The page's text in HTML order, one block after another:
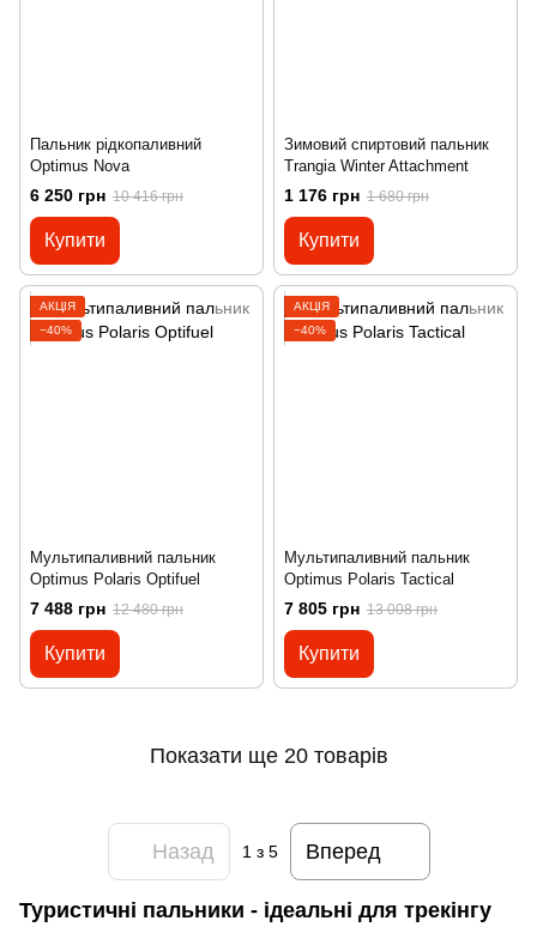
Пальник рідкопаливний
Optimus Nova
6 250 грн 10 416 грн
Купити
Зимовий спиртовий пальник
Trangia Winter Attachment
1 176 грн 1 680 грн
Купити
АКЦІЯ
−40%
Мультипаливний пальник
Optimus Polaris Optifuel
7 488 грн 12 480 грн
Купити
АКЦІЯ
−40%
Мультипаливний пальник
Optimus Polaris Tactical
7 805 грн 13 008 грн
Купити
Показати ще 20 товарів
Назад 1з 5 Вперед
Туристичні пальники - ідеальні для трекінгу